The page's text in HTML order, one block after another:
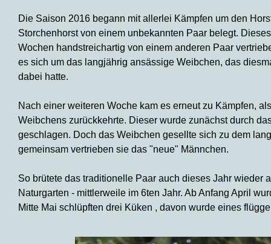
Die Saison 2016 begann mit allerlei Kämpfen um den
Storchenhorst von einem unbekannten Paar belegt.
Wochen handstreichartig von einem anderen Paar
es sich um das langjährig ansässige Weibchen, das
dabei hatte.
Nach einer weiteren Woche kam es erneut zu Kämpfen,
Weibchens zurückkehrte. Dieser wurde zunächst durch
geschlagen. Doch das Weibchen gesellte sich zu dem
gemeinsam vertrieben sie das "neue" Männchen.
So brütete das traditionelle Paar auch dieses Jahr wieder
Naturgarten - mittlerweile im 6ten Jahr. Ab Anfang April
Mitte Mai schlüpften drei Küken , davon wurde eines